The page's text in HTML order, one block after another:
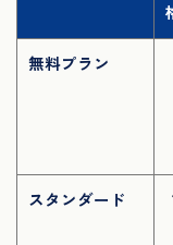
無料プラン
スタンダード